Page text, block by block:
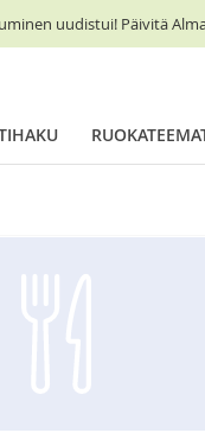
uudistui! Päivitä